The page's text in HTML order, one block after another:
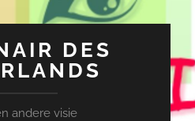
DES
andere visie